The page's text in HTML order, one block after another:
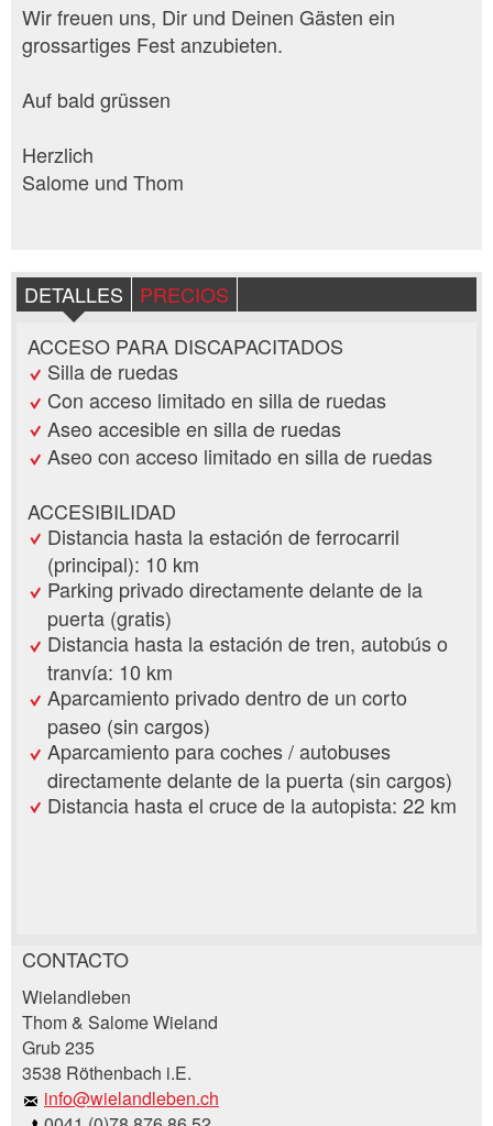
Wir freuen uns, Dir und Deinen Gästen ein
grossartiges Fest anzubieten.
Auf bald grüssen
Herzlich
Salome und Thom
DETALLES
PRECIOS
ACCESO PARA DISCAPACITADOS
Silla de ruedas
Con acceso limitado en silla de ruedas
Aseo accesible en silla de ruedas
Aseo con acceso limitado en silla de ruedas
ACCESIBILIDAD
Distancia hasta la estación de ferrocarril
(principal): 10 km
Parking privado directamente delante de la
puerta (gratis)
Distancia hasta la estación de tren, autobús o
tranvía: 10 km
Aparcamiento privado dentro de un corto
paseo (sin cargos)
Aparcamiento para coches / autobuses
directamente delante de la puerta (sin cargos)
Distancia hasta el cruce de la autopista: 22 km
Reclamar por anuncio
Su regeneración es muy apreciada!
Comentarios generales
Recomiende este anuncio a sus amigos.
CONTACTO
Wielandleben
Thom & Salome Wieland
Grub 235
3538 Röthenbach i.E.
info@wielandleben.ch